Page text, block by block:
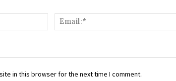
Name:*
in this browser for the next time I comment.